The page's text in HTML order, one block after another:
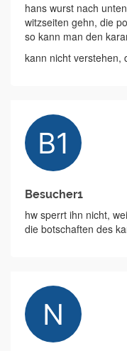
hans wurst nach
witzseiten gehn, die
so kann man den
kann nicht verstehen,
Besucher1
hw sperrt ihn nicht,
die botschaften des